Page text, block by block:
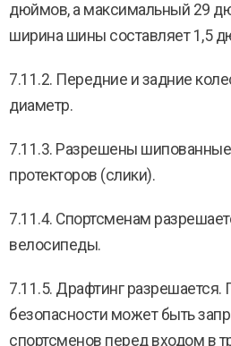
дюймов, а максимальный 29
ширина шины составляет 1,5
7.11.2. Передние и задние
диаметр.
7.11.3. Разрешены
протекторов (слики).
7.11.4. Спортсменам
велосипеды.
7.11.5. Драфтинг разрешается.
безопасности может быть
спортсменов перед входом в